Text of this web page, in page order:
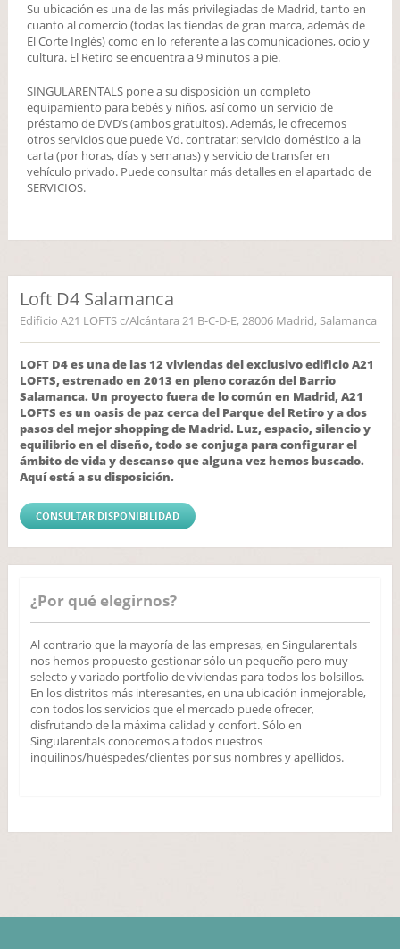
Su ubicación es una de las más privilegiadas de Madrid, tanto en
cuanto al comercio (todas las tiendas de gran marca, además de
El Corte Inglés) como en lo referente a las comunicaciones, ocio y
cultura. El Retiro se encuentra a 9 minutos a pie.
SINGULARENTALS pone a su disposición un completo
equipamiento para bebés y niños, así como un servicio de
préstamo de DVD’s (ambos gratuitos). Además, le ofrecemos
otros servicios que puede Vd. contratar: servicio doméstico a la
carta (por horas, días y semanas) y servicio de transfer en
vehículo privado. Puede consultar más detalles en el apartado de
SERVICIOS.
Loft D4 Salamanca
Edificio A21 LOFTS c/Alcántara 21 B-C-D-E, 28006 Madrid, Salamanca
LOFT D4 es una de las 12 viviendas del exclusivo edificio A21
LOFTS, estrenado en 2013 en pleno corazón del Barrio
Salamanca. Un proyecto fuera de lo común en Madrid, A21
LOFTS es un oasis de paz cerca del Parque del Retiro y a dos
pasos del mejor shopping de Madrid. Luz, espacio, silencio y
equilibrio en el diseño, todo se conjuga para configurar el
ámbito de vida y descanso que alguna vez hemos buscado.
Aquí está a su disposición.
CONSULTAR DISPONIBILIDAD
¿Por qué elegirnos?
Al contrario que la mayoría de las empresas, en Singularentals
nos hemos propuesto gestionar sólo un pequeño pero muy
selecto y variado portfolio de viviendas para todos los bolsillos.
En los distritos más interesantes, en una ubicación inmejorable,
con todos los servicios que el mercado puede ofrecer,
disfrutando de la máxima calidad y confort. Sólo en
Singularentals conocemos a todos nuestros
inquilinos/huéspedes/clientes por sus nombres y apellidos.